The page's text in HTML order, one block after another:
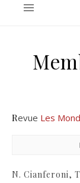
Revue Les
N. Cianferoni,